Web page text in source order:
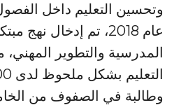
وتحسين التعليم داخل
عام 2018، تم إدخال نهج
المدرسية والتطوير
وطالبة في الصفوف من